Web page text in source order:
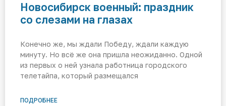
Новосибирск военный: праздник
со слезами на глазах
Конечно же, мы ждали Победу, ждали каждую
минуту. Но всё же она пришла неожиданно. Одной
из первых о ней узнала работница городского
телетайпа, который размещался
ПОДРОБНЕЕ